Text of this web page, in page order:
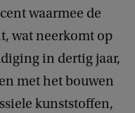
waarmee de
wat neerkomt op
in dertig jaar,
met het bouwen
kunststoffen,